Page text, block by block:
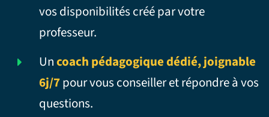
vos disponibilités créé par votre
professeur.
Uncoach pédagogique dédié, joignable
6j/7pour vous conseiller et répondre à vos
questions.